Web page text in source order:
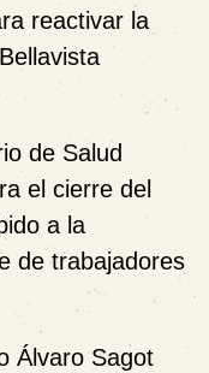
reactivar la
de Salud
el cierre del
a la
de trabajadores
Álvaro Sagot